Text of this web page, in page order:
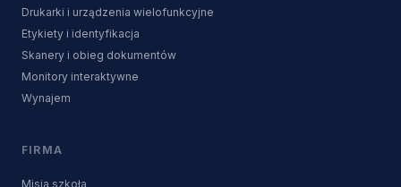
Drukarki i urządzenia wielofunkcyjne
Etykiety i identyfikacja
Skanery i obieg dokumentów
Monitory interaktywne
Wynajem
FIRMA
Misja szkoła